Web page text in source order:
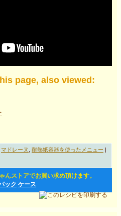
page, also viewed:
マドレーヌ 耐熱紙容器を使ったメニュー
んストアでお買い求め頂けます。
ック ケース